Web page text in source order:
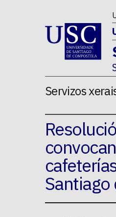
Servizos